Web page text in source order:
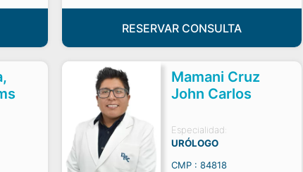
RESERVAR CONSULTA
Mamani Cruz
John Carlos
Especialidad:
URÓLOGO
CMP : 84818